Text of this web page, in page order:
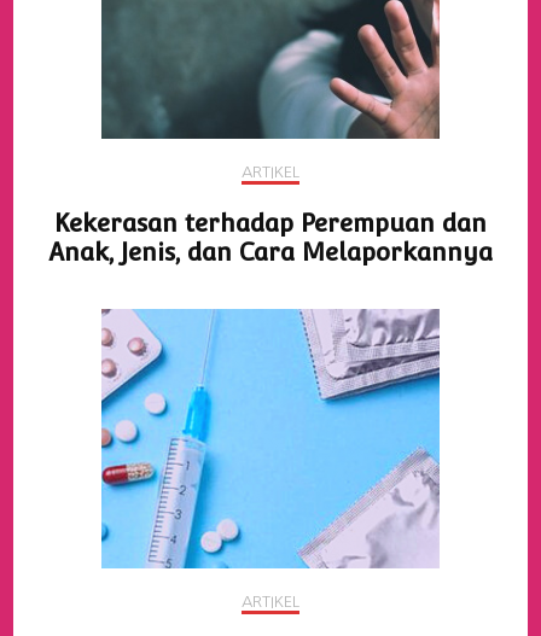
ARTIKEL
Kekerasan terhadap Perempuan dan
Anak, Jenis, dan Cara Melaporkannya
ARTIKEL